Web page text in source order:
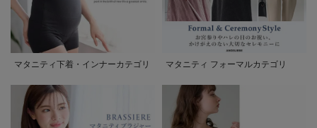
マタニティ下着・インナーカテゴリ マタニティ フォーマルカテゴリ